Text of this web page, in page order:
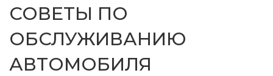
СОВЕТЫ ПО
ОБСЛУЖИВАНИЮ
АВТОМОБИЛЯ